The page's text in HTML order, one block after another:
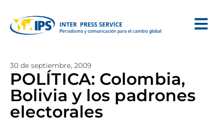
30 de septiembre, 2009
POLÍTICA: Colombia,
Bolivia y los padrones
electorales